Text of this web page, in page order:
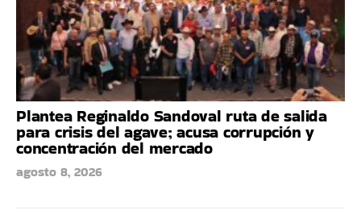
Plantea Reginaldo Sandoval ruta de salida
para crisis del agave; acusa corrupción y
concentración del mercado
agosto 8, 2026